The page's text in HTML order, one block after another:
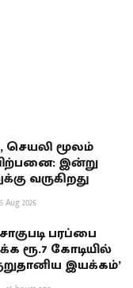
மூலம்
இன்று
வருகிறது
Aug 2026
பரப்பை
ரூ.7 கோடியில்
இயக்கம்’